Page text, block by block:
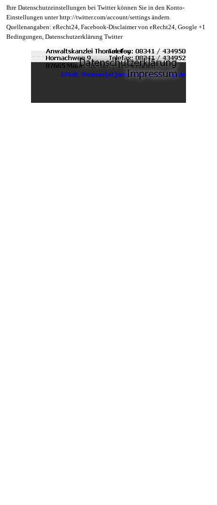
Ihre Datenschutzeinstellungen bei Twitter können Sie in den Konto-
Einstellungen unter http://twitter.com/account/settings ändern.
Quellenangaben: eRecht24, Facebook-Disclaimer von eRecht24, Google +1
Bedingungen, Datenschutzerklärung Twitter